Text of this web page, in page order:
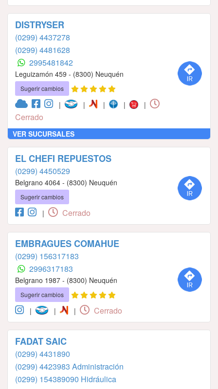
DISTRYSER
(0299) 4437278
(0299) 4481628
2995481842
Leguizamón 459 - (8300) Neuquén
Sugerir cambios
| | | | |
Cerrado
VER SUCURSALES
EL CHEFI REPUESTOS
(0299) 4450529
Belgrano 4064 - (8300) Neuquén
Sugerir cambios
| Cerrado
EMBRAGUES COMAHUE
(0299) 156317183
2996317183
Belgrano 1987 - (8300) Neuquén
Sugerir cambios
| | | Cerrado
FADAT SAIC
(0299) 4431890
(0299) 4423983 Administración
(0299) 154389090 Hidráulica